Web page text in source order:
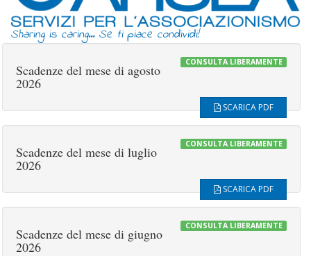
Sharing is caring... Se ti piace condividi!
CONSULTA LIBERAMENTE
Scadenze del mese di agosto
2026
SCARICA PDF
CONSULTA LIBERAMENTE
Scadenze del mese di luglio
2026
SCARICA PDF
CONSULTA LIBERAMENTE
Scadenze del mese di giugno
2026